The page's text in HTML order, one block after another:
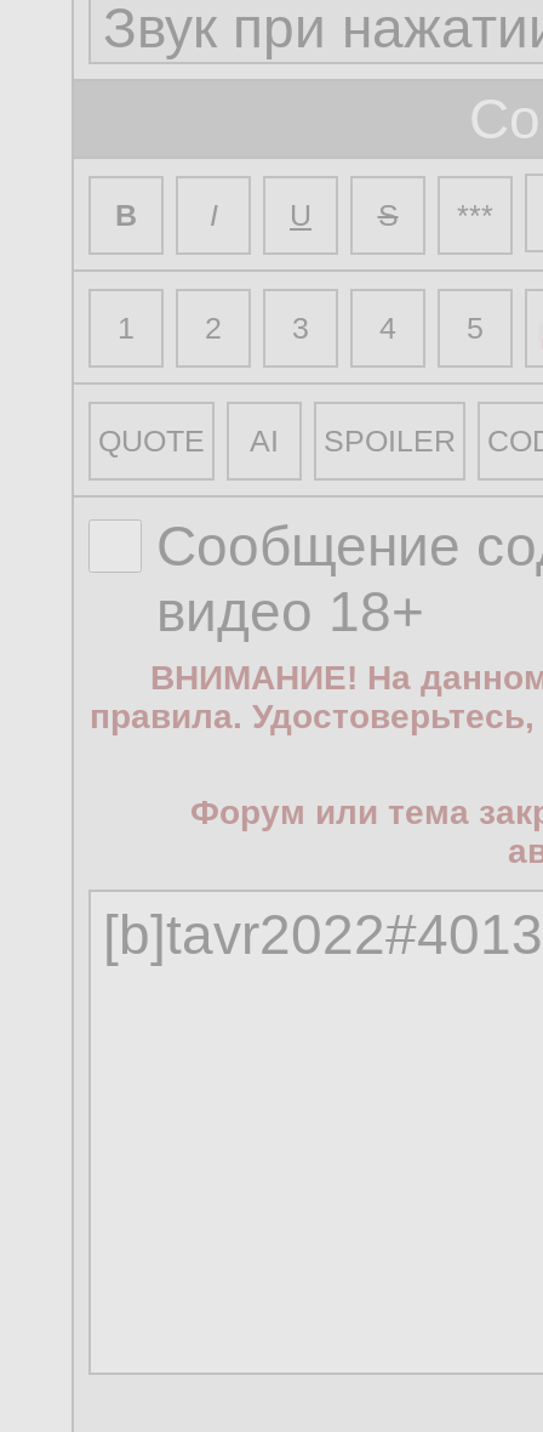
B I U S ***
1 2 3 4 5
QUOTE AI SPOILER
Сообщение
видео 18+
ВНИМАНИЕ! На данном
правила.
Форум или тема